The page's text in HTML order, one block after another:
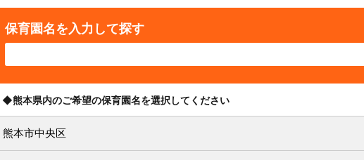
保育園名を入力して探す
◆熊本県内のご希望の保育園名を選択してください
熊本市中央区